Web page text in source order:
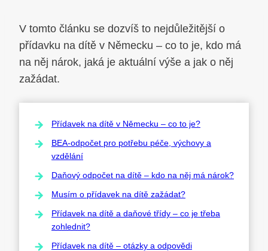
V tomto článku se dozvíš to nejdůležitější o
přídavku na dítě v Německu – co to je, kdo má
na něj nárok, jaká je aktuální výše a jak o něj
zažádat.
Přídavek na dítě v Německu – co to je?
BEA-odpočet pro potřebu péče, výchovy a
vzdělání
Daňový odpočet na dítě – kdo na něj má nárok?
Musím o přídavek na dítě zažádat?
Přídavek na dítě a daňové třídy – co je třeba
zohlednit?
Přídavek na dítě – otázky a odpovědi